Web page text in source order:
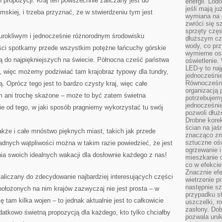
i trzeba przyznać, że w stwierdzeniu tym jest
i jednocześnie różnorodnym środowisku
spotkamy przede wszystkim potężne łańcuchy górskie
do najpiękniejszych na świecie. Północna cześć państwa
więc możemy podziwiać tam krajobraz typowy dla tundry,
Oprócz tego jest to bardzo czysty kraj, więc całe
ani trochę skażone – może to być zatem świetna
od tego, w jaki sposób pragniemy wykorzystać tu swój
i całe mnóstwo pięknych miast, takich jak przede
wątpliwości można w takim razie powiedzieć, że jest
swoich idealnych wakacji dla dosłownie każdego z nas!
do zdecydowanie najbardziej interesujących części
na nim krajów zazwyczaj nie jest prosta – w
tam kilka wojen – to jednak aktualnie jest to całkowicie
świetną propozycją dla każdego, kto tylko chciałby
jeśli mają
wymiana na
zwróci się
sprzęty
dłuższym
wody, co
wymierne
oświetlenie.
LED-y to
organizacją
pozwoli
Drobne
ścian na
znacząco
sztuczne
ogrzewanie
mieszkanie
co w
Znacznie
wietrzenie
następnie
przypadku
uszczelki,
zasłony.
pozwala